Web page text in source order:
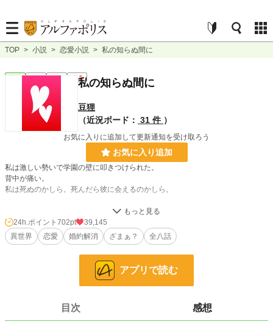
TOP > 小説 > 恋愛小説 > 私の知らぬ間に
完結 短編 R15私の知らぬ間に
豆狸
（近況ボード： 31 件 ）
お気に入りに追加して更新通知を受け取ろう
お気に入り追加
私は激しい勢いで学園の壁に叩きつけられた。
背中が痛い。
私は死ぬのかしら。死んだら彼に会えるのかしら。
1,940 位 / 228,640 件
恋愛 1,098 位 / 66,327 件
13,038
更新日時 2022.06.26 06:00
24h.ポイント 702pt
39,145
異世界
恋愛 婚約解消 ざまぁ？ 全八話
アプリで読む
目次 感想